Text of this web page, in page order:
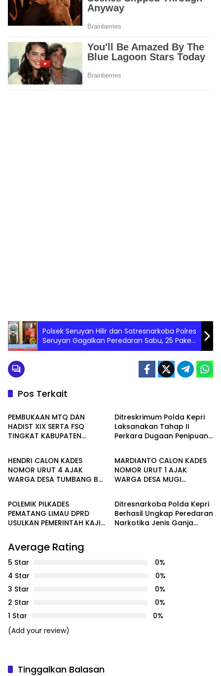
Polsek Seruyan Hilir dan Satresnarkoba Polres
Seruyan Gagalkan Peredaran Sabu, 25 Paket
Diamankan di Kuala Pembuang
Pos Terkait
Seruyan
PEMBUKAAN MTQ DAN
HADIST XIX SERTA FSQ
TINGKAT KABUPATEN
KEJARI SERUYAN
Ditreskrimum Polda Kepri
Laksanakan Tahap II
Perkara Dugaan Penipuan
DESA MEMBANGUN
HENDRI CALON KADES
NOMOR URUT 4 AJAK
WARGA DESA TUMBANG BA’I
DESA MEMBANGUN
MARDIANTO CALON KADES
NOMOR URUT 1 AJAK
WARGA DESA MUGI
Seruyan
POLEMIK PILKADES
PEMATANG LIMAU DPRD
USULKAN PEMERINTAH KAJI
Batam
Ditresnarkoba Polda Kepri
Berhasil Ungkap Peredaran
Narkotika Jenis Ganja
Average Rating
5 Star
0%
4 Star
0%
3 Star
0%
2 Star
0%
1 Star
0%
(Add your review)
Tinggalkan Balasan